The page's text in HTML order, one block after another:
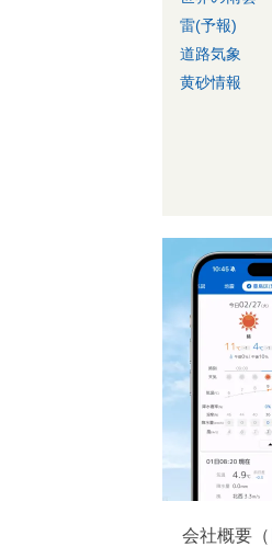
雷(予報)
道路気象
黄砂情報
会社概要（